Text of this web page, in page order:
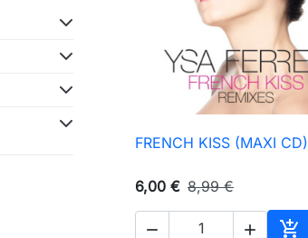
 Aperçu rapide
FRENCH KISS (MAXI CD)
6,00 € 8,99 €
  